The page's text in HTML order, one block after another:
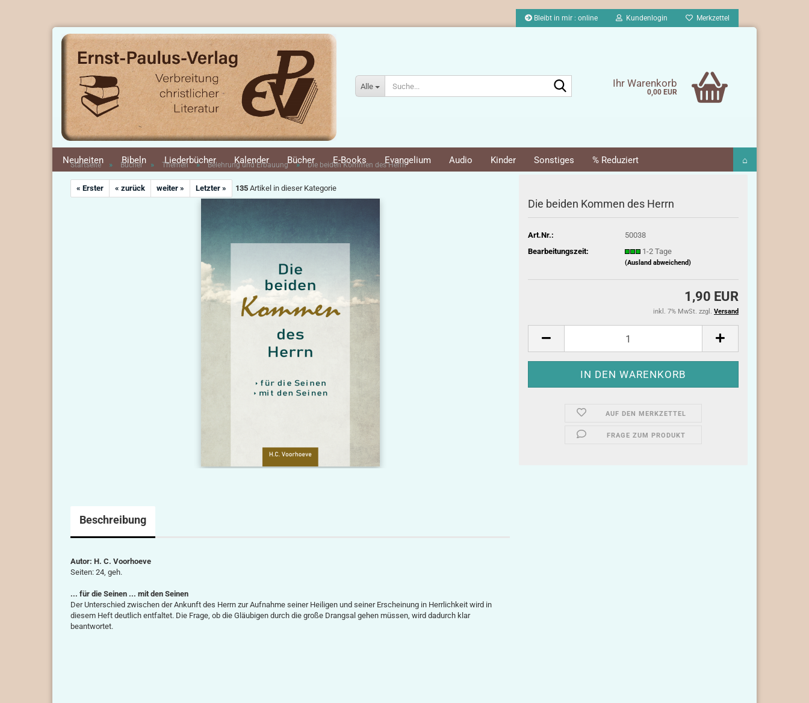
Bleibt in mir : online Kundenlogin Merkzettel
Alle Ihr Warenkorb
0,00 EUR
Neuheiten Bibeln Liederbücher Kalender Bücher E-Books Evangelium Audio Kinder Sonstiges % Reduziert ⌂
Startseite » Bücher » Themen » Belehrung und Erbauung » Die beiden Kommen des Herrn
« Erster « zurück weiter » Letzter » 135 Artikel in dieser Kategorie
Die beiden Kommen des Herrn
Art.Nr.:
50038
Bearbeitungszeit:
1-2 Tage
(Ausland abweichend)
1,90 EUR
inkl. 7% MwSt. zzgl. Versand
AUF DEN MERKZETTEL
FRAGE ZUM PRODUKT
Beschreibung
Autor: H. C. Voorhoeve
Seiten: 24, geh.
... für die Seinen ... mit den Seinen
Der Unterschied zwischen der Ankunft des Herrn zur Aufnahme seiner Heiligen und seiner Erscheinung in Herrlichkeit wird in
diesem Heft deutlich entfaltet. Die Frage, ob die Gläubigen durch die große Drangsal gehen müssen, wird dadurch klar
beantwortet.